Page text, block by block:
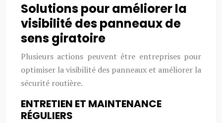
Solutions pour améliorer la
visibilité des panneaux de
sens giratoire
Plusieurs actions peuvent être entreprises pour
optimiser la visibilité des panneaux et améliorer la
sécurité routière.
ENTRETIEN ET MAINTENANCE
RÉGULIERS